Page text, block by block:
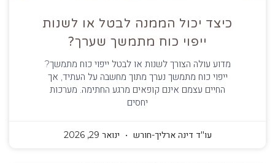
כיצד יכול הממנה לבטל או לשנות
ייפוי כוח מתמשך שערך?
מדוע עולה הצורך לשנות או לבטל ייפוי כוח מתמשך?
ייפוי כוח מתמשך נערך מתוך מחשבה על העתיד, אך
החיים עצמם אינם קופאים מרגע החתימה. מערכות
יחסים
עו''ד דינה ארליך-חורש ינואר 29, 2026